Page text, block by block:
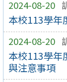
2024-08-20
本校113學年
2024-08-20
本校113學年
與注意事項